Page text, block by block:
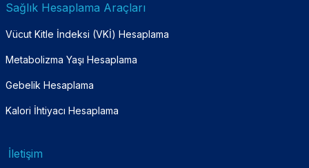
Sağlık Hesaplama Araçları
Vücut Kitle İndeksi (VKİ) Hesaplama
Metabolizma Yaşı Hesaplama
Gebelik Hesaplama
Kalori İhtiyacı Hesaplama
İletişim